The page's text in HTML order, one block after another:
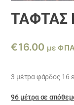
ΤΑΦΤΆΣ
€16.00 με ΦΠΑ
3 μέτρα φάρδος 16
96 μέτρα σε